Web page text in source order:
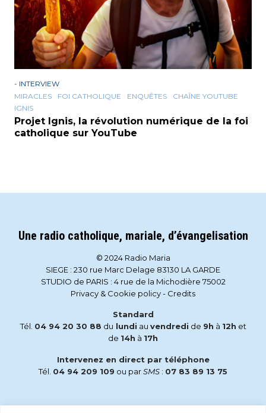
- INTERVIEW
MIRACLES
FOI CATHOLIQUE ENQUÊTES
CHAÎNE YOUTUBE
IGNIS
Projet Ignis, la révolution numérique de la foi
catholique sur YouTube
Une radio catholique, mariale, d’évangelisation
© 2024 Radio Maria
SIEGE : 230 rue Marc Delage 83130 LA GARDE
STUDIO de PARIS : 4 rue de la Michodière 75002
Privacy & Cookie policy- Credits
Standard
Tél. 04 94 20 30 88 du lundi au vendredi de 9h à 12h et
de 14h à 17h
Intervenez en direct par téléphone
Tél. 04 94 209 109 ou parSMS : 07 83 89 13 75